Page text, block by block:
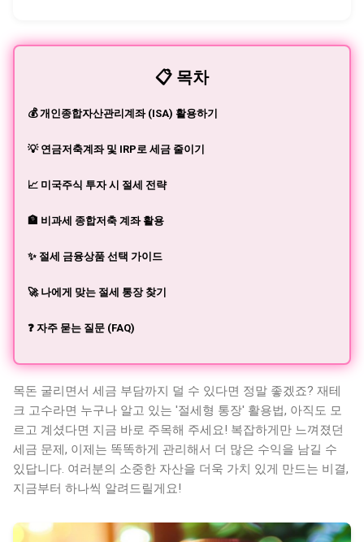
태가 아니라고 해서 예외로 취급하지 않는다는 의미예요. 전세
보증금은 임대차 계약이 끝나면 현금으로 돌아오는 금전적 가
치가 있는 권리이기 때문에 충분히 재산으로 인정받습니다. 여
기서 많은 분들이 오해하는 지점이 하나 있어요. 임대차 계약의
📋 목차
💰 개인종합자산관리계좌 (ISA) 활용하기
💡 연금저축계좌 및 IRP로 세금 줄이기
📈 미국주식 투자 시 절세 전략
🏦 비과세 종합저축 계좌 활용
✨ 절세 금융상품 선택 가이드
🚀 나에게 맞는 절세 통장 찾기
❓ 자주 묻는 질문 (FAQ)
목돈 굴리면서 세금 부담까지 덜 수 있다면 정말 좋겠죠? 재테
크 고수라면 누구나 알고 있는 '절세형 통장' 활용법, 아직도 모
르고 계셨다면 지금 바로 주목해 주세요! 복잡하게만 느껴졌던
세금 문제, 이제는 똑똑하게 관리해서 더 많은 수익을 남길 수
있답니다. 여러분의 소중한 자산을 더욱 가치 있게 만드는 비결,
지금부터 하나씩 알려드릴게요!